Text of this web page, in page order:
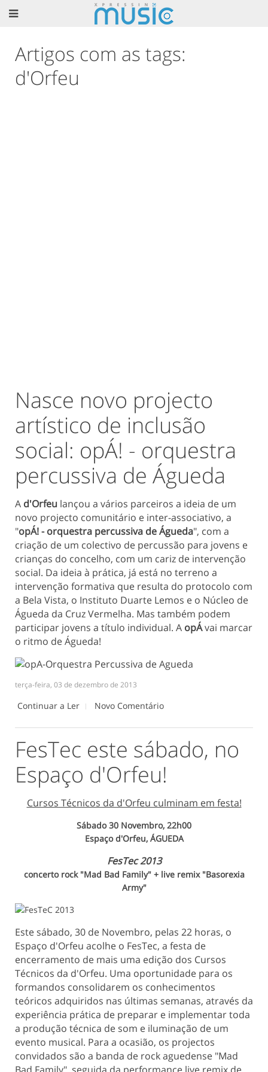
Artigos com as tags:
d'Orfeu
Nasce novo projecto
artístico de inclusão
social: opÁ! - orquestra
percussiva de Águeda
A d'Orfeu lançou a vários parceiros a ideia de um
novo projecto comunitário e inter-associativo, a
"opÁ! - orquestra percussiva de Águeda", com a
criação de um colectivo de percussão para jovens e
crianças do concelho, com um cariz de intervenção
social. Da ideia à prática, já está no terreno a
intervenção formativa que resulta do protocolo com
a Bela Vista, o Instituto Duarte Lemos e o Núcleo de
Águeda da Cruz Vermelha. Mas também podem
participar jovens a título individual. A opÁvai marcar
o ritmo de Águeda!
terça-feira, 03 de dezembro de 2013
Continuar a Ler Novo Comentário
FesTec este sábado, no
Espaço d'Orfeu!
Cursos Técnicos da d'Orfeu culminam em festa!
Sábado 30 Novembro, 22h00
Espaço d'Orfeu, ÁGUEDA
FesTec 2013
concerto rock "Mad Bad Family" + live remix "Basorexia
Army"
Este sábado, 30 de Novembro, pelas 22 horas, o
Espaço d'Orfeu acolhe o FesTec, a festa de
encerramento de mais uma edição dos Cursos
Técnicos da d'Orfeu. Uma oportunidade para os
formandos consolidarem os conhecimentos
teóricos adquiridos nas últimas semanas, através da
experiência prática de preparar e implementar toda
a produção técnica de som e iluminação de um
evento musical. Para a ocasião, os projectos
convidados são a banda de rock aguedense "Mad